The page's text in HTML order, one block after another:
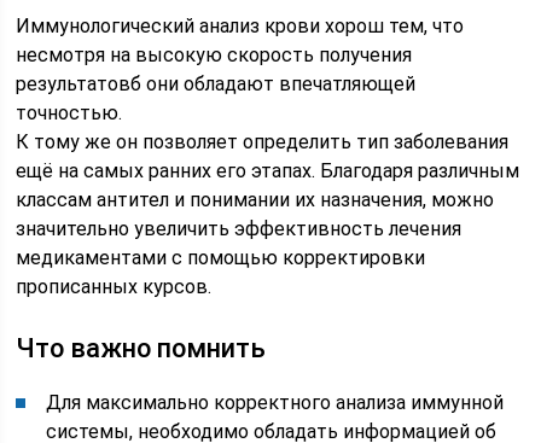
Иммунологический анализ крови хорош тем, что
несмотря на высокую скорость получения
результатовб они обладают впечатляющей
точностью.
К тому же он позволяет определить тип заболевания
ещё на самых ранних его этапах. Благодаря различным
классам антител и понимании их назначения, можно
значительно увеличить эффективность лечения
медикаментами с помощью корректировки
прописанных курсов.
Что важно помнить
Для максимально корректного анализа иммунной
системы, необходимо обладать информацией об